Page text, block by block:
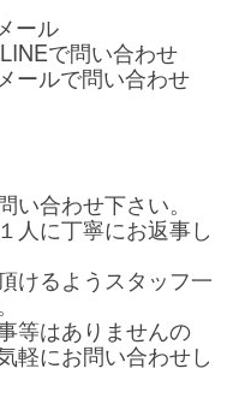
ール
で問い合わせ
ールで問い合わせ
い合わせ下さい。
人に丁寧にお返事し
けるようスタッフ一
等はありませんの
軽にお問い合わせし